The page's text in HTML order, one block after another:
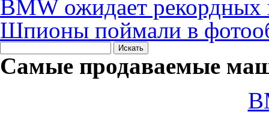
BMW ожидает рекордных
Шпионы поймали в
Самые продаваемые